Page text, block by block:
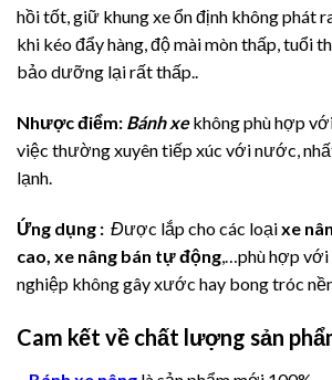
hồi tốt, giữ khung xe ổn định không phát
khi kéo đẩy hàng, độ mài mòn thấp, tuổi
bảo dưỡng lại rất thấp..
Nhược điểm: Bánh xe không phù hợp
việc thường xuyên tiếp xúc với nước,
lạnh.
Ứng dụng : Được lắp cho các loạixe
cao, xe nâng bán tự động ,…phù hợp
nghiệp không gây xước hay bong tróc
Cam kết về chất lượng sản